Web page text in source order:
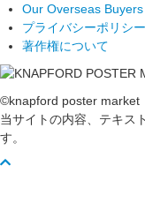
Our Overseas Buyers
プライバシーポリシー
著作権について
©knapford poster market
当サイトの内容、テキス
す。